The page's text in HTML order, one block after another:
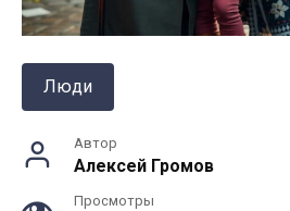
Люди
Автор
Алексей Громов
Просмотры